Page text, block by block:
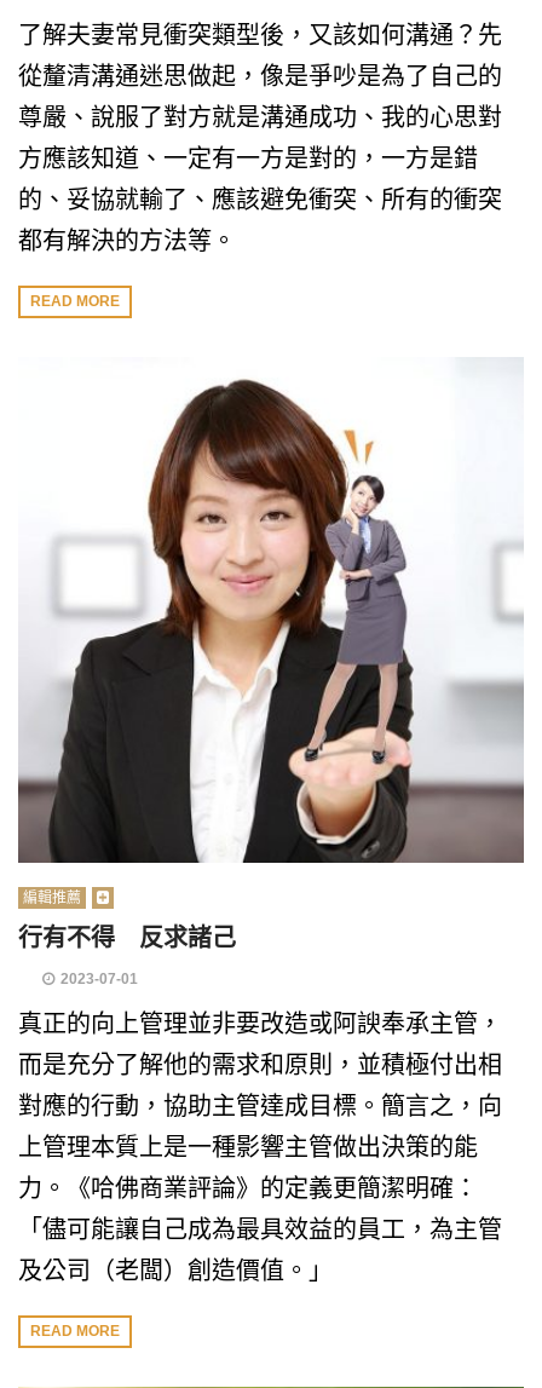
了解夫妻常見衝突類型後，又該如何溝通？先
從釐清溝通迷思做起，像是爭吵是為了自己的
尊嚴、說服了對方就是溝通成功、我的心思對
方應該知道、一定有一方是對的，一方是錯
的、妥協就輸了、應該避免衝突、所有的衝突
都有解決的方法等。
READ MORE
編輯推薦
行有不得 反求諸己
2023-07-01
真正的向上管理並非要改造或阿諛奉承主管，
而是充分了解他的需求和原則，並積極付出相
對應的行動，協助主管達成目標。簡言之，向
上管理本質上是一種影響主管做出決策的能
力。《哈佛商業評論》的定義更簡潔明確：
「儘可能讓自己成為最具效益的員工，為主管
及公司（老闆）創造價值。」
READ MORE